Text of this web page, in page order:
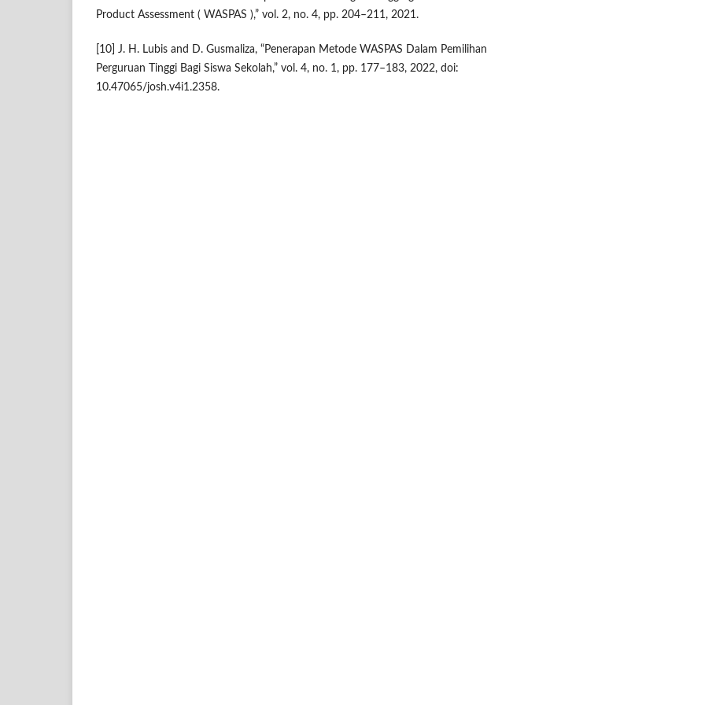
Product Assessment ( WASPAS ),” vol. 2, no. 4, pp. 204–211, 2021.
[10] J. H. Lubis and D. Gusmaliza, “Penerapan Metode WASPAS Dalam Pemilihan
Perguruan Tinggi Bagi Siswa Sekolah,” vol. 4, no. 1, pp. 177–183, 2022, doi:
10.47065/josh.v4i1.2358.